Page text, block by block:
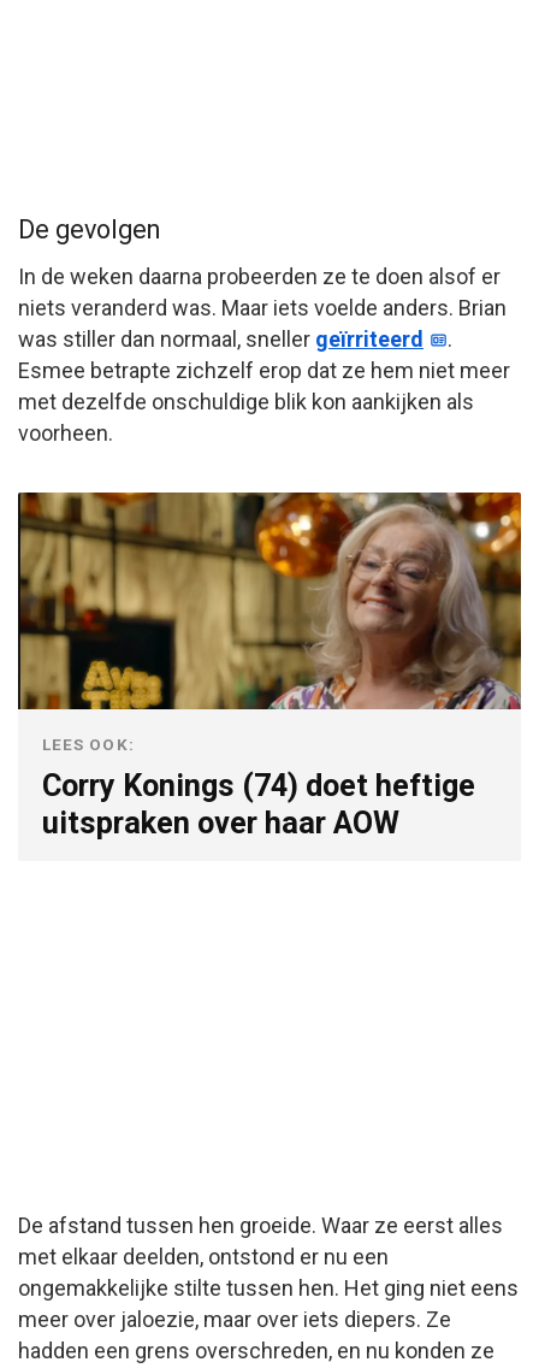
De gevolgen
In de weken daarna probeerden ze te doen alsof er
niets veranderd was. Maar iets voelde anders. Brian
was stiller dan normaal, sneller geïrriteerd
.
Esmee betrapte zichzelf erop dat ze hem niet meer
met dezelfde onschuldige blik kon aankijken als
voorheen.
LEES OOK:
Corry Konings (74) doet heftige
uitspraken over haar AOW
De afstand tussen hen groeide. Waar ze eerst alles
met elkaar deelden, ontstond er nu een
ongemakkelijke stilte tussen hen. Het ging niet eens
meer over jaloezie, maar over iets diepers. Ze
hadden een grens overschreden, en nu konden ze